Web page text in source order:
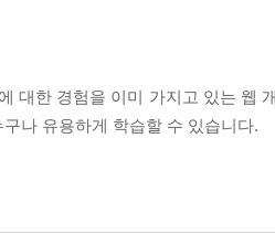
대한 경험을 이미 가지고 있는 웹
나 유용하게 학습할 수 있습니다.